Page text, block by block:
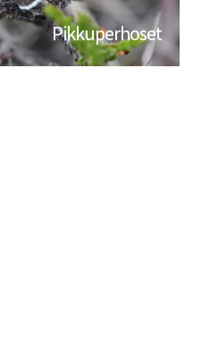
Pikkuperhoset